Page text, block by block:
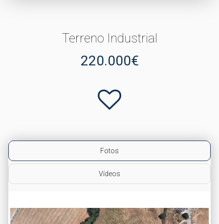
Terreno Industrial
220.000€
Fotos
Vídeos